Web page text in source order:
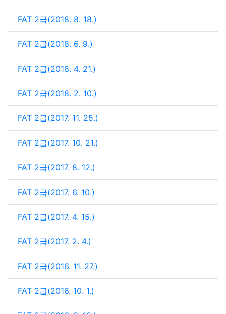
FAT 2급(2018. 8. 18.)
FAT 2급(2018. 6. 9.)
FAT 2급(2018. 4. 21.)
FAT 2급(2018. 2. 10.)
FAT 2급(2017. 11. 25.)
FAT 2급(2017. 10. 21.)
FAT 2급(2017. 8. 12.)
FAT 2급(2017. 6. 10.)
FAT 2급(2017. 4. 15.)
FAT 2급(2017. 2. 4.)
FAT 2급(2016. 11. 27.)
FAT 2급(2016. 10. 1.)